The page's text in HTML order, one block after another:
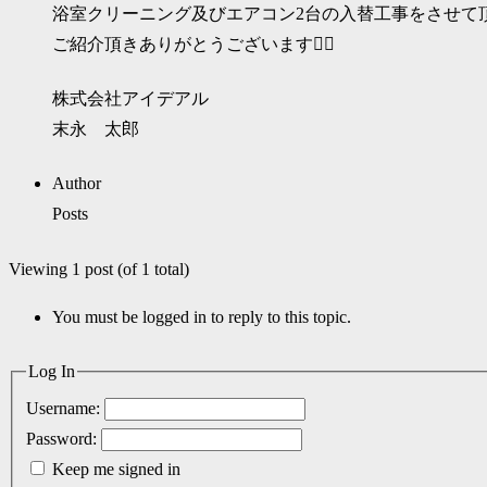
浴室クリーニング及びエアコン2台の入替工事をさせて
ご紹介頂きありがとうございます🙇‍♂️
株式会社アイデアル
末永 太郎
Author
Posts
Viewing 1 post (of 1 total)
You must be logged in to reply to this topic.
Log In
Username:
Password:
Keep me signed in